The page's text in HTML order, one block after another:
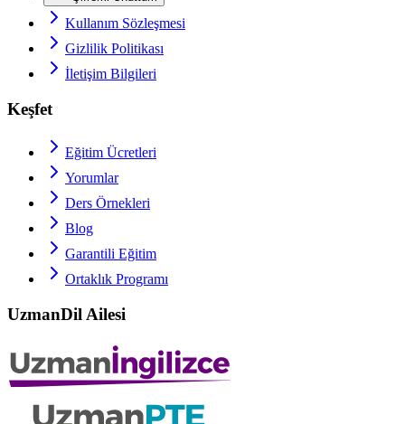
Kullanım Sözleşmesi
Gizlilik Politikası
İletişim Bilgileri
Keşfet
Eğitim Ücretleri
Yorumlar
Ders Örnekleri
Blog
Garantili Eğitim
Ortaklık Programı
UzmanDil Ailesi